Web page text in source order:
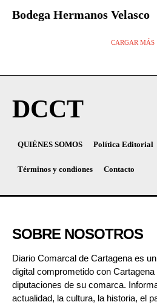
Bodega Hermanos Velasco
CARGAR MÁS
DCCT
QUIÉNES SOMOS Política Editorial
Términos y condiones Contacto
SOBRE NOSOTROS
Diario Comarcal de Cartagena es
digital comprometido con
diputaciones de su comarca.
actualidad, la cultura, la historia, el